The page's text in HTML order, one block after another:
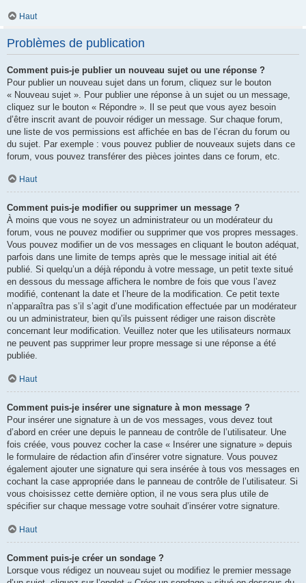
Haut
Problèmes de publication
Comment puis-je publier un nouveau sujet ou une réponse ?
Pour publier un nouveau sujet dans un forum, cliquez sur le bouton
« Nouveau sujet ». Pour publier une réponse à un sujet ou un message,
cliquez sur le bouton « Répondre ». Il se peut que vous ayez besoin
d’être inscrit avant de pouvoir rédiger un message. Sur chaque forum,
une liste de vos permissions est affichée en bas de l’écran du forum ou
du sujet. Par exemple : vous pouvez publier de nouveaux sujets dans ce
forum, vous pouvez transférer des pièces jointes dans ce forum, etc.
Haut
Comment puis-je modifier ou supprimer un message ?
À moins que vous ne soyez un administrateur ou un modérateur du
forum, vous ne pouvez modifier ou supprimer que vos propres messages.
Vous pouvez modifier un de vos messages en cliquant le bouton adéquat,
parfois dans une limite de temps après que le message initial ait été
publié. Si quelqu’un a déjà répondu à votre message, un petit texte situé
en dessous du message affichera le nombre de fois que vous l’avez
modifié, contenant la date et l’heure de la modification. Ce petit texte
n’apparaîtra pas s’il s’agit d’une modification effectuée par un modérateur
ou un administrateur, bien qu’ils puissent rédiger une raison discrète
concernant leur modification. Veuillez noter que les utilisateurs normaux
ne peuvent pas supprimer leur propre message si une réponse a été
publiée.
Haut
Comment puis-je insérer une signature à mon message ?
Pour insérer une signature à un de vos messages, vous devez tout
d’abord en créer une depuis le panneau de contrôle de l’utilisateur. Une
fois créée, vous pouvez cocher la case « Insérer une signature » depuis
le formulaire de rédaction afin d’insérer votre signature. Vous pouvez
également ajouter une signature qui sera insérée à tous vos messages en
cochant la case appropriée dans le panneau de contrôle de l’utilisateur. Si
vous choisissez cette dernière option, il ne vous sera plus utile de
spécifier sur chaque message votre souhait d’insérer votre signature.
Haut
Comment puis-je créer un sondage ?
Lorsque vous rédigez un nouveau sujet ou modifiez le premier message